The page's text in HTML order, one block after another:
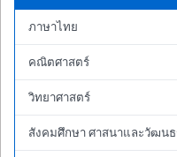
ภาษาไทย
คณิตศาสตร์
วิทยาศาสตร์
สังคมศึกษา ศาสนาและวัฒนธ